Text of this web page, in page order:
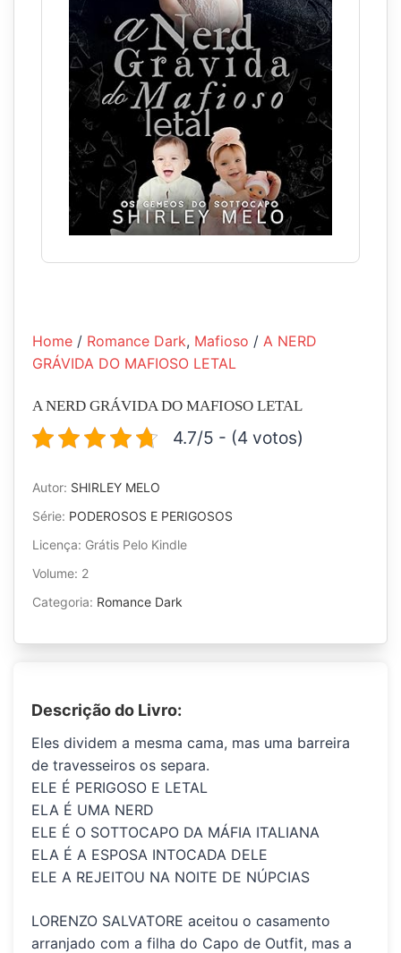
Home / Romance Dark, Mafioso / A NERD
GRÁVIDA DO MAFIOSO LETAL
A NERD GRÁVIDA DO MAFIOSO LETAL
4.7/5 - (4 votos)
Autor: SHIRLEY MELO
Série: PODEROSOS E PERIGOSOS
Licença: Grátis Pelo Kindle
Volume: 2
Categoria: Romance Dark
Descrição do Livro:
Eles dividem a mesma cama, mas uma barreira
de travesseiros os separa.
ELE É PERIGOSO E LETAL
ELA É UMA NERD
ELE É O SOTTOCAPO DA MÁFIA ITALIANA
ELA É A ESPOSA INTOCADA DELE
ELE A REJEITOU NA NOITE DE NÚPCIAS
LORENZO SALVATORE aceitou o casamento
arranjado com a filha do Capo de Outfit, mas a